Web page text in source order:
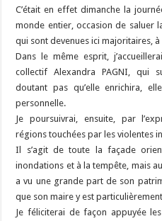
C’était en effet dimanche la
monde entier, occasion de saluer
qui sont devenues ici majoritaires,
Dans le même esprit,
collectif Alexandra PAGNI, qui
doutant pas qu’elle enrichira,
personnelle.
Je poursuivrai, ensuite, par
régions touchées par les violentes
Il s’agit de toute la façade
inondations et à la tempête, mais
a vu une grande part de son
que son maire y est
Je féliciterai de façon appuyée